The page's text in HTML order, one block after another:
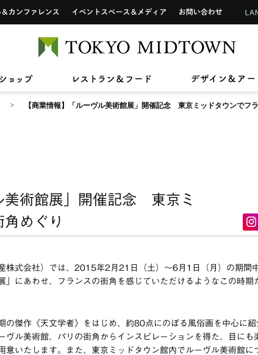
プ ホール&カンファレンス イベントスペース&メディア
お問い合
ショップ レストラン&フード
2026/3/27(金)〜8/9(日)
スープはいのち
2026/7/1(水)〜8/31(月)
ン
2026/7/17(金)〜8/31(月)
アートワーク in 東京ミッドタウン
六本木未来会議
タウン レジデンス
ザ・リッツ・カールトン東京 東京ミッドタ
インフォメーションカウンター
ご利用可能なカードについて
バリアフリーサービス
【商業情報】「ルーヴル美術館展」開催記念 東京ミッドタウンでフ
美術館展」開催記念 東京ミ
めぐり
株式会社）では、2015年2月21日（土）～6月1日（月）の期間
」にあわせ、フランスの街角を感じていただけるようなこの時期
の傑作《天文学者》をはじめ、約80点にのぼる風俗画を中心に紹
ヴル美術館、パリの街角からインスピレーションを得た、目にも
意いたします。また、東京ミッドタウン館内でルーヴル美術館に